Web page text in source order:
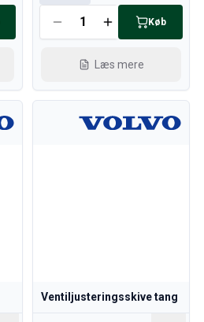
Køb
Læs mere
Ventiljusteringsskive tang